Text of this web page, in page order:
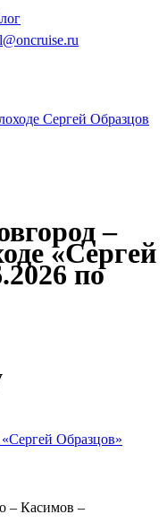
Все города
Ростов-на-Дону
По Енисею
Сергей Образцов
–
«Сергей
по
Образцов»
– Касимов –